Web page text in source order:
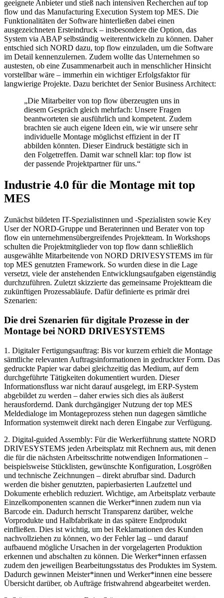
geeignete Anbieter und stieß nach intensiven Recherchen auf top
flow und das Manufacturing Execution System top MES. Die
Funktionalitäten der Software hinterließen dabei einen
ausgezeichneten Ersteindruck – insbesondere die Option, das
System via ABAP selbständig weiterentwickeln zu können. Daher
entschied sich NORD dazu, top flow einzuladen, um die Software
im Detail kennenzulernen. Zudem wollte das Unternehmen so
austesten, ob eine Zusammenarbeit auch in menschlicher Hinsicht
vorstellbar wäre – immerhin ein wichtiger Erfolgsfaktor für
langwierige Projekte. Dazu berichtet der Senior Business Architect:
„Die Mitarbeiter von top flow überzeugten uns in
diesem Gespräch gleich mehrfach: Unsere Fragen
beantworteten sie ausführlich und kompetent. Zudem
brachten sie auch eigene Ideen ein, wie wir unsere sehr
individuelle Montage möglichst effizient in der IT
abbilden könnten. Dieser Eindruck bestätigte sich in
den Folgetreffen. Damit war schnell klar: top flow ist
der passende Projektpartner für uns.“
Industrie 4.0 für die Montage mit top
MES
Zunächst bildeten IT-Spezialistinnen und -Spezialisten sowie Key
User der NORD-Gruppe und Beraterinnen und Berater von top
flow ein unternehmensübergreifendes Projektteam. In Workshops
schulten die Projektmitglieder von top flow dann schließlich
ausgewählte Mitarbeitende von NORD DRIVESYSTEMS im für
top MES genutzten Framework. So wurden diese in die Lage
versetzt, viele der anstehenden Entwicklungsaufgaben eigenständig
durchzuführen. Zuletzt skizzierte das gemeinsame Projektteam die
zukünftigen Prozessabläufe. Dafür definierte es primär drei
Szenarien:
Die drei Szenarien für digitale Prozesse in der
Montage bei NORD DRIVESYSTEMS
1. Digitaler Fertigungsauftrag: Bis vor kurzem erhielt die Montage
sämtliche relevanten Auftragsinformationen in gedruckter Form. Das
gedruckte Papier war dabei gleichzeitig das Medium, auf dem
durchgeführte Tätigkeiten dokumentiert wurden. Dieser
Informationsfluss war nicht darauf ausgelegt, im ERP-System
abgebildet zu werden – daher erwies sich dies als äußerst
herausfordernd. Dank durchgängiger Nutzung der top MES
Meldedialoge im Montageprozess stehen nun dagegen sämtliche
Information systemweit direkt nach deren Eingabe zur Verfügung.
2. Digital-guided Assembly: Für die Werkerführung stattete NORD
DRIVESYSTEMS jeden Arbeitsplatz mit Rechnern aus, mit denen
die für die nächsten Arbeitsschritte notwendigen Informationen –
beispielsweise Stücklisten, gewünschte Konfiguration, Losgrößen
und technische Zeichnungen – direkt abrufbar sind. Dadurch
werden die bisher genutzten, papierbasierten Laufzettel und
Dokumente erheblich reduziert. Wichtige, am Arbeitsplatz verbaute
Einzelkomponenten scannen die Werker*innen zudem nun via
Barcode ein. Dadurch herrscht Transparenz darüber, welche
Vorprodukte und Halbfabrikate in das spätere Endprodukt
einfließen. Dies ist wichtig, um bei Reklamationen des Kunden
nachvollziehen zu können, wo der Fehler lag – und darauf
aufbauend mögliche Ursachen in der vorgelagerten Produktion
erkennen und abschalten zu können. Die Werker*innen erfassen
zudem den jeweiligen Bearbeitungsstatus des Produktes im System.
Dadurch gewinnen Meister*innen und Werker*innen eine bessere
Übersicht darüber, ob Aufträge fristwahrend abgearbeitet werden.